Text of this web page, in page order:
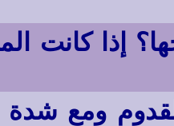
إذا كانت
ومع شدة